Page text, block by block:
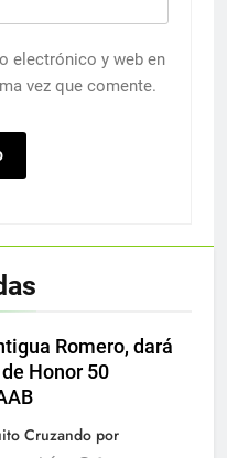
electrónico y web en
vez que comente.
Romero, dará
Honor 50
Cruzando por